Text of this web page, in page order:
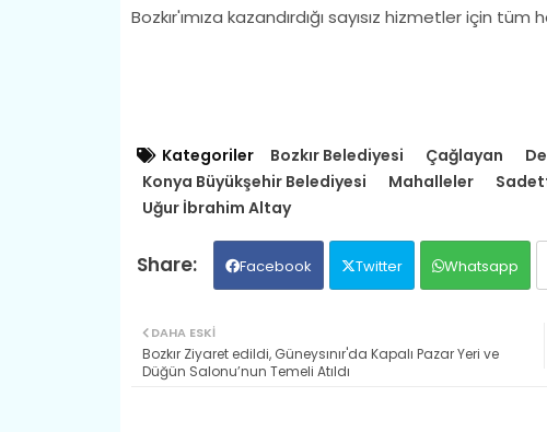
Bozkır'ımıza kazandırdığı sayısız hizmetler için
Kategoriler Bozkır Belediyesi Çağlayan
Konya Büyükşehir Belediyesi
Mahalleler
Uğur İbrahim Altay
Facebook Twitter Whatsapp
DAHA ESKI
Bozkır Ziyaret edildi, Güneysınır'da Kapalı Pazar Yeri ve
Düğün Salonu’nun Temeli Atıldı